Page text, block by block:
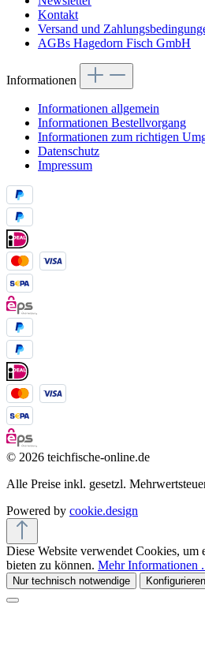
Kontakt
Versand und
AGBs Hagedorn Fisch GmbH
Informationen
Informationen allgemein
Informationen Bestellvorgang
Informationen zum richtigen
Datenschutz
Impressum
© 2026 teichfische-online.de
Alle Preise inkl. gesetzl.
Powered by cookie.design
Diese Website verwendet Cookies, um
bieten zu können. Mehr Informationen
Nur technisch notwendige Konfigurieren